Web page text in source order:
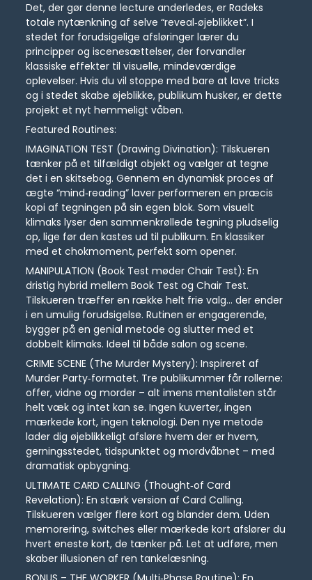
Det, der gør denne lecture anderledes, er Radeks
totale nytænkning af selve “reveal‑øjeblikket”. I
stedet for forudsigelige afsløringer lærer du
principper og iscenesættelser, der forvandler
klassiske effekter til visuelle, mindeværdige
oplevelser. Hvis du vil stoppe med bare at lave tricks
og i stedet skabe øjeblikke, publikum husker, er dette
projekt et nyt hemmeligt våben.
Featured Routines:
IMAGINATION TEST (Drawing Divination): Tilskueren
tænker på et tilfældigt objekt og vælger at tegne
det i en skitsebog. Gennem en dynamisk proces af
ægte “mind‑reading” laver performeren en præcis
kopi af tegningen på sin egen blok. Som visuelt
klimaks lyser den sammenkrøllede tegning pludselig
op, lige før den kastes ud til publikum. En klassiker
med et chokmoment, perfekt som opener.
MANIPULATION (Book Test møder Chair Test): En
dristig hybrid mellem Book Test og Chair Test.
Tilskueren træffer en række helt frie valg… der ender
i en umulig forudsigelse. Rutinen er engagerende,
bygger på en genial metode og slutter med et
dobbelt klimaks. Ideel til både salon og scene.
CRIME SCENE (The Murder Mystery): Inspireret af
Murder Party‑formatet. Tre publikummer får rollerne:
offer, vidne og morder – alt imens mentalisten står
helt væk og intet kan se. Ingen kuverter, ingen
mærkede kort, ingen teknologi. Den nye metode
lader dig øjeblikkeligt afsløre hvem der er hvem,
gerningsstedet, tidspunktet og mordvåbnet – med
dramatisk opbygning.
ULTIMATE CARD CALLING (Thought‑of Card
Revelation): En stærk version af Card Calling.
Tilskueren vælger flere kort og blander dem. Uden
memorering, switches eller mærkede kort afslører du
hvert eneste kort, de tænker på. Let at udføre, men
skaber illusionen af ren tankelæsning.